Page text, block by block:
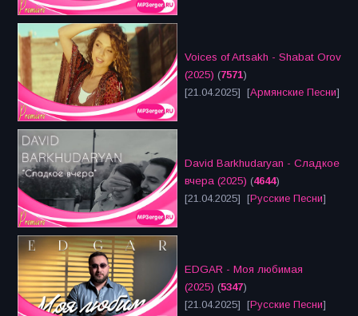
Voices of Artsakh - Shabat Orov
(2025) (7571)
[21.04.2025] [Армянские Песни]
David Barkhudaryan - Сладкое
вчера (2025) (4644)
[21.04.2025] [Русские Песни]
EDGAR - Моя любимая
(2025) (5347)
[21.04.2025] [Русские Песни]